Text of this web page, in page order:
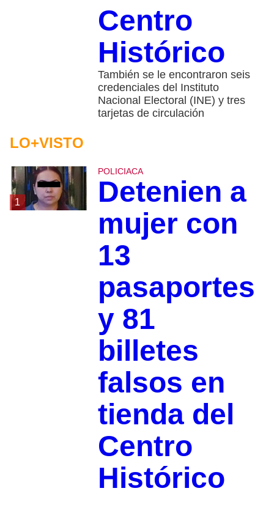
Centro
Histórico
También se le encontraron seis
credenciales del Instituto
Nacional Electoral (INE) y tres
tarjetas de circulación
LO+VISTO
1
POLICIACA
Detenien a
mujer con
13
pasaportes
y 81
billetes
falsos en
tienda del
Centro
Histórico